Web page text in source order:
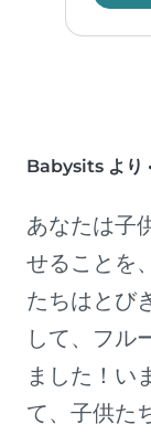
Babysits より
あなたは子
せることを
たちはとび
して、フル
ました！い
て、子供た